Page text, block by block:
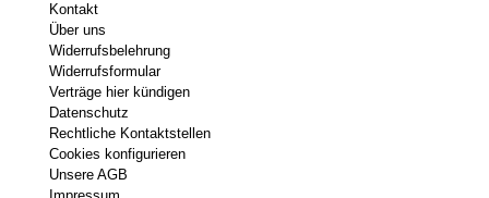
Kontakt
Über uns
Widerrufsbelehrung
Widerrufsformular
Verträge hier kündigen
Datenschutz
Rechtliche Kontaktstellen
Cookies konfigurieren
Unsere AGB